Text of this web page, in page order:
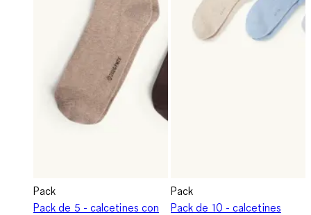
Pack
Pack de 5 - calcetines con
Pack
Pack de 10 - calcetines